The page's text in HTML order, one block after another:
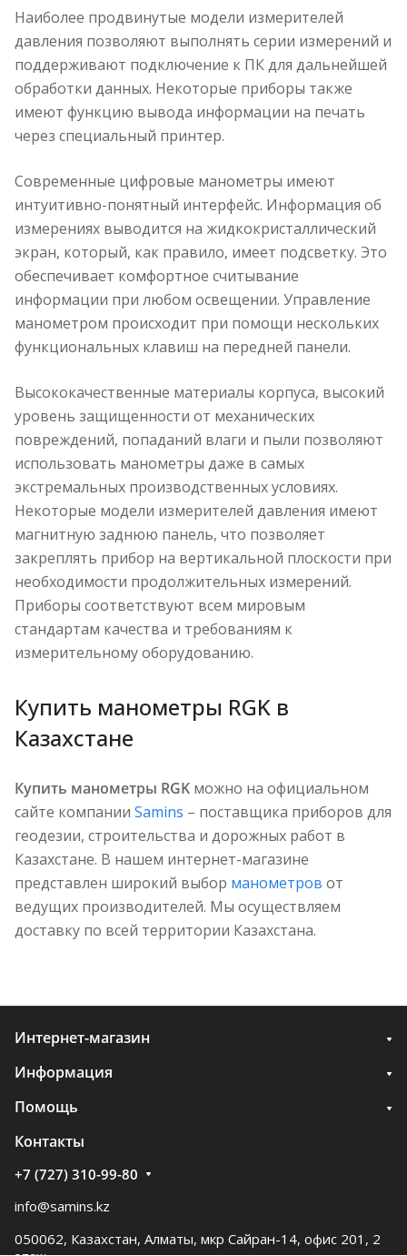
Наиболее продвинутые модели измерителей
давления позволяют выполнять серии измерений и
поддерживают подключение к ПК для дальнейшей
обработки данных. Некоторые приборы также
имеют функцию вывода информации на печать
через специальный принтер.
Современные цифровые манометры имеют
интуитивно-понятный интерфейс. Информация об
измерениях выводится на жидкокристаллический
экран, который, как правило, имеет подсветку. Это
обеспечивает комфортное считывание
информации при любом освещении. Управление
манометром происходит при помощи нескольких
функциональных клавиш на передней панели.
Высококачественные материалы корпуса, высокий
уровень защищенности от механических
повреждений, попаданий влаги и пыли позволяют
использовать манометры даже в самых
экстремальных производственных условиях.
Некоторые модели измерителей давления имеют
магнитную заднюю панель, что позволяет
закреплять прибор на вертикальной плоскости при
необходимости продолжительных измерений.
Приборы соответствуют всем мировым
стандартам качества и требованиям к
измерительному оборудованию.
Купить манометры RGK в
Казахстане
Купить манометры RGK можно на официальном
сайте компании Samins – поставщика приборов для
геодезии, строительства и дорожных работ в
Казахстане. В нашем интернет-магазине
представлен широкий выбор манометров от
ведущих производителей. Мы осуществляем
доставку по всей территории Казахстана.
Интернет-магазин
Информация
Помощь
Контакты
+7 (727) 310-99-80
info@samins.kz
050062, Казахстан, Алматы, мкр Сайран-14, офис 201, 2